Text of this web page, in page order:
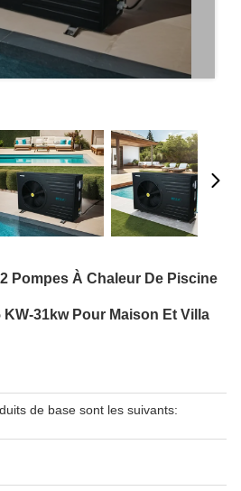
Pompes À Chaleur De Piscine
31kw Pour Maison Et Villa
de base sont les suivants: